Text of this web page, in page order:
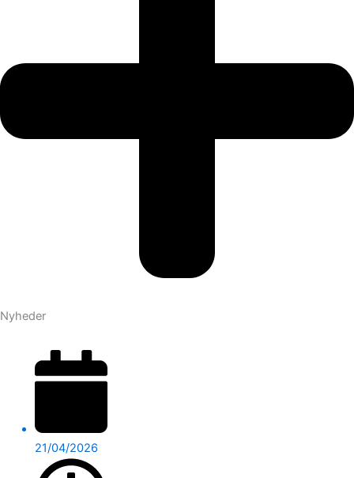
Nyheder
21/04/2026